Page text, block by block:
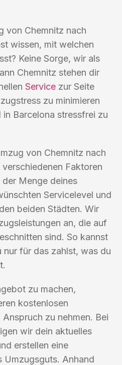
von Chemnitz nach
wissen, mit welchen
Keine Sorge, wir als
Chemnitz stehen dir
Service zur Seite
zu minimieren
Barcelona stressfrei zu
von Chemnitz nach
Faktoren
Menge deines
Servicelevel und
beiden Städten. Wir
an, die auf
sind. So kannst
nur für das zahlst, was du
zu machen,
kostenlosen
zu nehmen. Bei
wir dein aktuelles
erstellen eine
Umzugsguts. Anhand